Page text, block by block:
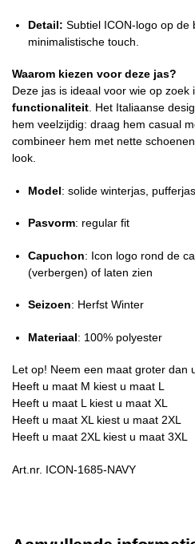
Detail: Subtiel ICON-logo op de
minimalistische touch.
Waarom kiezen voor deze jas?
Deze jas is ideaal voor wie op zoek
functionaliteit. Het Italiaanse
hem veelzijdig: draag hem casual
combineer hem met nette
look.
Model: solide winterjas, pufferjas
Pasvorm: regular fit
Capuchon: Icon logo rond de
(verbergen) of laten zien
Seizoen: Herfst Winter
Materiaal: 100% polyester
Let op! Neem een maat groter dan
Heeft u maat M kiest u maat L
Heeft u maat L kiest u maat XL
Heeft u maat XL kiest u maat 2XL
Heeft u maat 2XL kiest u maat 3XL
Art.nr. ICON-1685-NAVY